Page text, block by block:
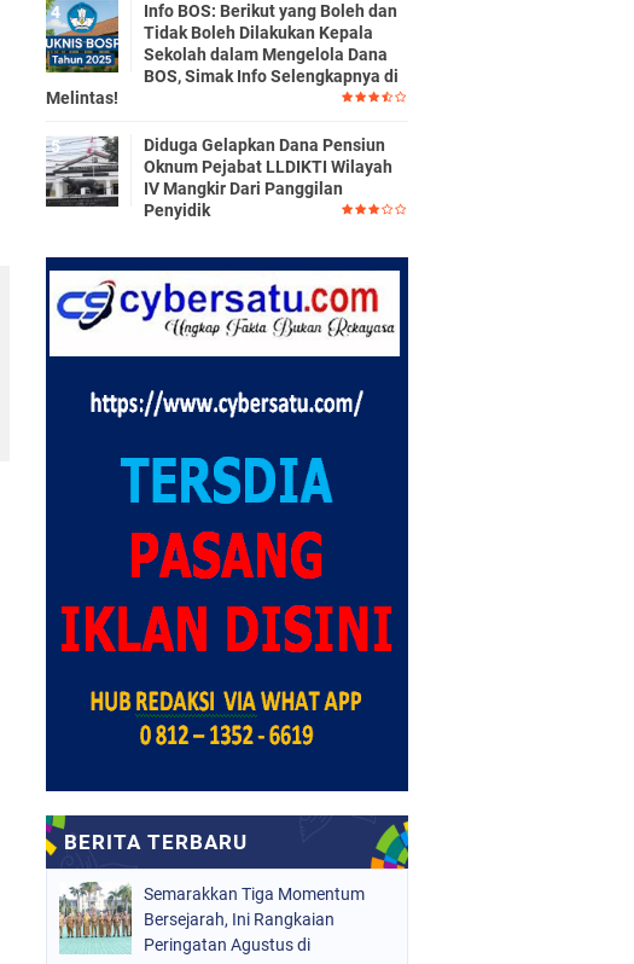
Info BOS: Berikut yang Boleh dan
Tidak Boleh Dilakukan Kepala
Sekolah dalam Mengelola Dana
BOS, Simak Info Selengkapnya di
Melintas!
Diduga Gelapkan Dana Pensiun
Oknum Pejabat LLDIKTI Wilayah
IV Mangkir Dari Panggilan
Penyidik
Semarakkan Tiga Momentum
Bersejarah, Ini Rangkaian
Peringatan Agustus di